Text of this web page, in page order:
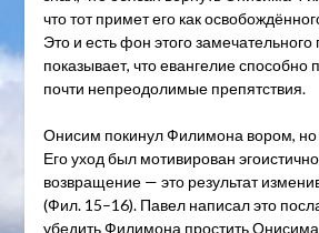
что тот примет его как
Это и есть фон этого
показывает, что евангелие способно
почти непреодолимые препятствия.
Онисим покинул Филимона вором, но
Его уход был мотивирован
возвращение — это результат
(Фил. 15–16). Павел написал это
убедить Филимона простить Онисима